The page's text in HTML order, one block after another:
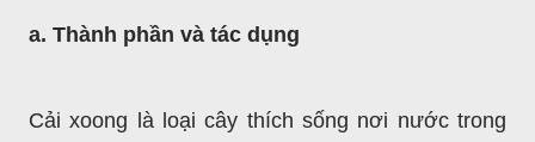
a. Thành phần và tác dụng
Cải xoong là loại cây thích sống nơi nước trong